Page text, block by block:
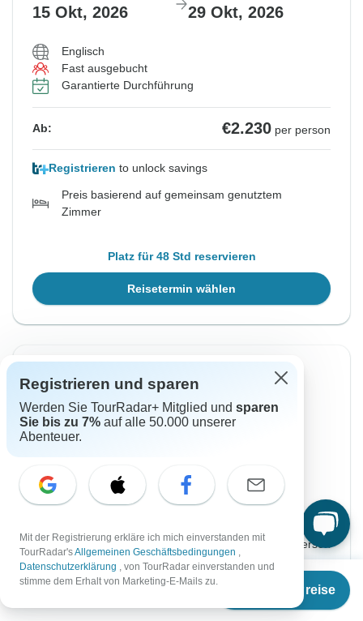
Termine & Preise
15 Okt, 2026 29 Okt, 2026
Englisch
Fast ausgebucht
Garantierte Durchführung
Ab: €2.230 per person
Registrieren to unlock savings
Preis basierend auf gemeinsam genutztem
Zimmer
Platz für 48 Std reservieren
Reisetermin wählen
Sofortige Bestätigung
Von Samstag
17 Okt, 2026
Bis Samstag
31 Okt, 2026
Fast ausgebucht
Garantierte Durchführung
Ab: €2.270 per person
Registrierento unlock savings
Preis basierend auf gemeinsam genutztem
Registrieren und sparen
Werden Sie TourRadar+ Mitglied und sparen
Sie bis zu 7% auf alle 50.000 unserer
Abenteuer.
Mit der Registrierung erkläre ich mich einverstanden mit
TourRadar'sAllgemeinen Geschäftsbedingungen ,
Datenschutzerklärung , von TourRadar einverstanden und
stimme dem Erhalt von Marketing-E-Mails zu.